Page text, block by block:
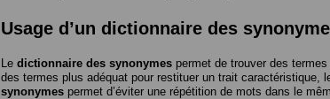
Usage d’un dictionnaire des
Le dictionnaire des synonymes permet de trouver des
des termes plus adéquat pour restituer un trait
synonymes permet d’éviter une répétition de mots dans le